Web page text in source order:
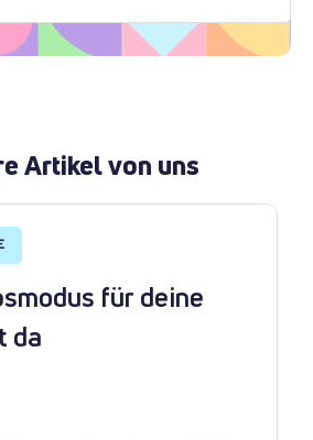
Artikel von uns
für deine
da